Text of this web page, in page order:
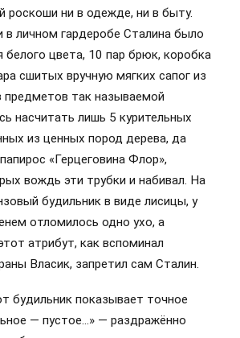
роскоши ни в одежде, ни в быту.
в личном гардеробе Сталина было
белого цвета, 10 пар брюк, коробка
сшитых вручную мягких сапог из
предметов так называемой
насчитать лишь 5 курительных
из ценных пород дерева, да
«Герцеговина Флор»,
вождь эти трубки и набивал. На
будильник в виде лисицы, у
отломилось одно ухо, а
атрибут, как вспоминал
Власик, запретил сам Сталин.
будильник показывает точное
— пустое…» — раздражённо